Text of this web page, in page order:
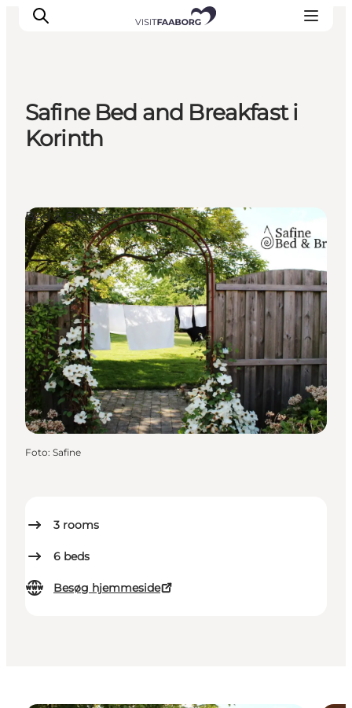
Overnatning
Outdoor
Det sker
Safine Bed and Breakfast i
Korinth
3 rooms
6 beds
Besøg hjemmeside
Bed & Breakfast
Foto: Safine